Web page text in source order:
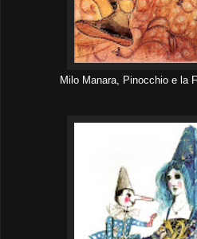
Milo Manara, Pinocchio e la